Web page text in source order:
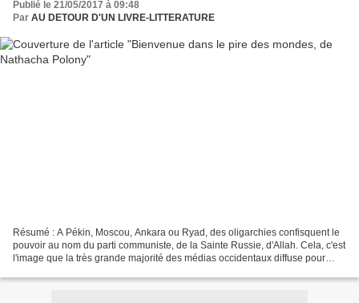
Publié le 21/05/2017 à 09:48
Par AU DETOUR D'UN LIVRE-LITTERATURE
Résumé : A Pékin, Moscou, Ankara ou Ryad, des oligarchies confisquent le
pouvoir au nom du parti communiste, de la Sainte Russie, d'Allah. Cela, c'est
l'image que la très grande majorité des médias occidentaux diffuse pour